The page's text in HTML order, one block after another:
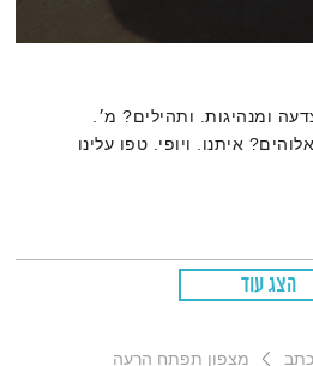
ומנהיגות. ותהילים? מ׳.
איתנו. ויופי. טפו עלינו
הצג עוד
מצפון תפתח הרעה